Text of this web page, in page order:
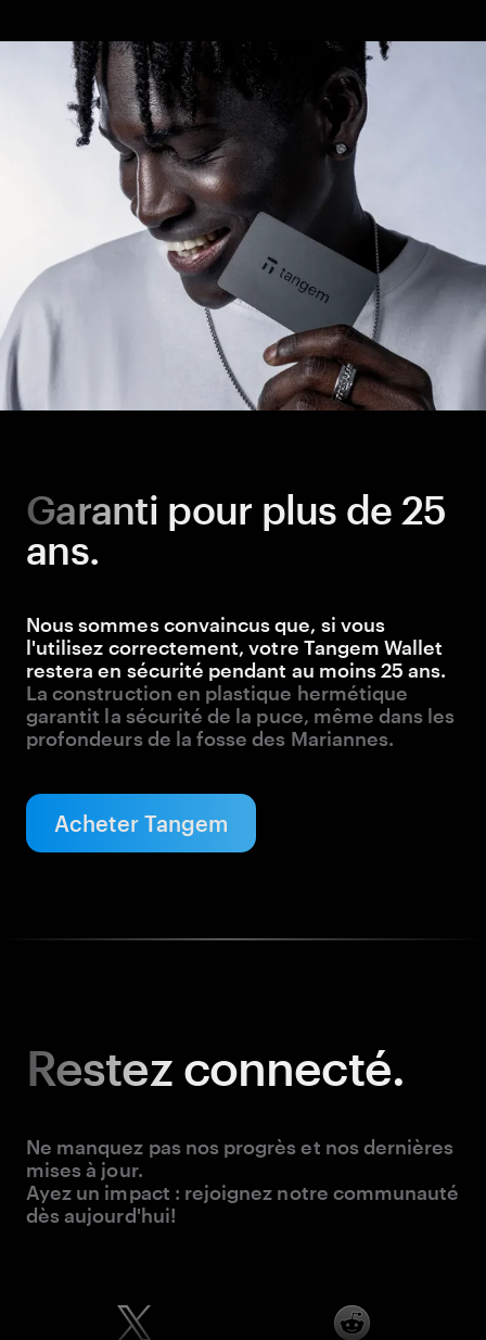
Garanti pour plus de 25
ans.
Nous sommes convaincus que, si vous
l'utilisez correctement, votre Tangem Wallet
restera en sécurité pendant au moins 25 ans.
La construction en plastique hermétique
garantit la sécurité de la puce, même dans les
profondeurs de la fosse des Mariannes.
Acheter Tangem
Restezconnecté.
Ne manquez pas nos progrès et nos dernières
mises à jour.
Ayez un impact : rejoignez notre communauté
dès aujourd'hui!